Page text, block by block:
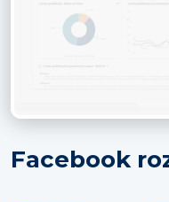
Facebook